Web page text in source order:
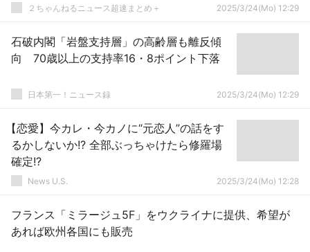
２ちゃんねるニュース超速まとめ＋ 2025/3/24(Mo) 12:29
石破内閣「岩盤支持層」の高齢層も離反傾
向 70歳以上の支持率16・8ポイント下落
日本第一！ニュース録 2025/3/24(Mo) 12:29
【恋愛】今カレ・今カノに“元恋人”の話をす
るかしないか!? 全部ぶっちゃけたら修羅場
確定!?
News U.S. 2025/3/24(Mo) 12:28
フランス「ミラージュ5F」をウクライナに提供、希望が
あれば欧州各国にも販売